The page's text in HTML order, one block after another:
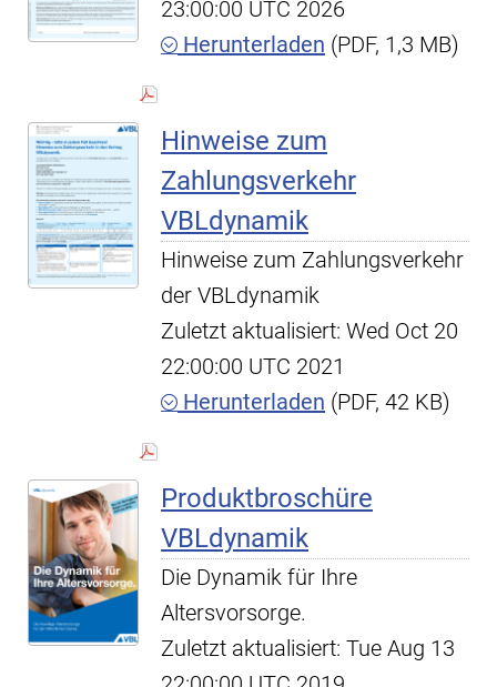
23:00:00 UTC 2026
Herunterladen (PDF, 1,3 MB)
Hinweise zum
Zahlungsverkehr
VBLdynamik
Hinweise zum Zahlungsverkehr
der VBLdynamik
Zuletzt aktualisiert: Wed Oct 20
22:00:00 UTC 2021
Herunterladen (PDF, 42 KB)
Produktbroschüre
VBLdynamik
Die Dynamik für Ihre
Altersvorsorge.
Zuletzt aktualisiert: Tue Aug 13